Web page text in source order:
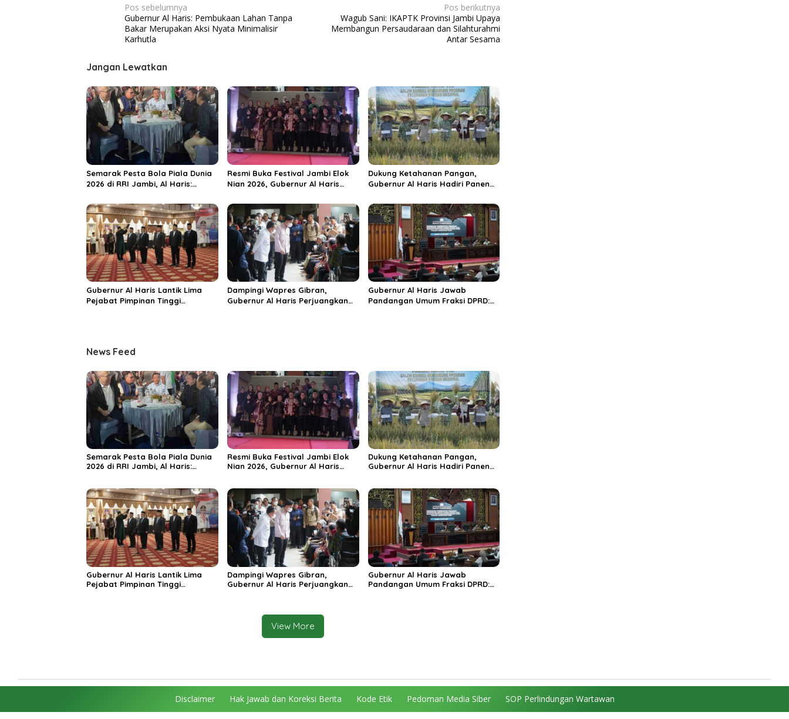
N
a
v
i
g
a
s
i
p
o
s
Pos sebelumnya
Gubernur Al Haris: Pembukaan Lahan Tanpa
Bakar Merupakan Aksi Nyata Minimalisir
Karhutla
Pos berikutnya
Wagub Sani: IKAPTK Provinsi Jambi Upaya
Membangun Persaudaraan dan Silahturahmi
Antar Sesama
Jangan Lewatkan
Semarak Pesta Bola Piala Dunia
2026 di RRI Jambi, Al Haris:
Rakyat
Resmi Buka Festival Jambi Elok
Nian 2026, Gubernur Al Haris
Destinasi Wisata Budaya
Unggulan
Dukung Ketahanan Pangan,
Gubernur Al Haris Hadiri Panen
Tanjungjabung Timur
Gubernur Al Haris Lantik Lima
Pejabat Pimpinan Tinggi
Dampingi Wapres Gibran,
Gubernur Al Haris Perjuangkan
Gubernur Al Haris Jawab
Pandangan Umum Fraksi DPRD:
News Feed
Semarak Pesta Bola Piala Dunia
2026 di RRI Jambi, Al Haris:
Resmi Buka Festival Jambi Elok
Nian 2026, Gubernur Al Haris
Unggulan
Dukung Ketahanan Pangan,
Gubernur Al Haris Hadiri Panen
Gubernur Al Haris Lantik Lima
Pejabat Pimpinan Tinggi
Dampingi Wapres Gibran,
Gubernur Al Haris Perjuangkan
Gubernur Al Haris Jawab
Pandangan Umum Fraksi DPRD:
View More
Disclaimer Hak Jawab dan Koreksi Berita Kode Etik Pedoman Media Siber SOP Perlindungan Wartawan